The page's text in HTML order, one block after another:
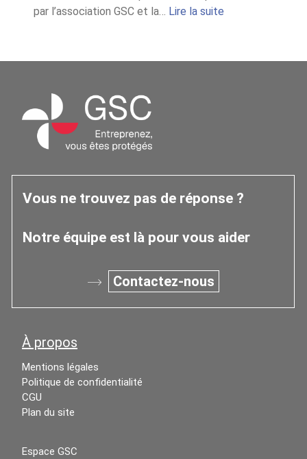
par l’association GSC et la… Lire la suite:
de
Vous ne trouvez pas de réponse ?
Notre équipe est là pour vous aider
Contactez-nous
À propos
Mentions légales
Politique de confidentialité
CGU
Plan du site
Espace GSC